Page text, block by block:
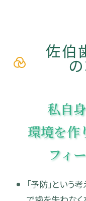
佐伯
私自
環境を作
フィ
「予防」という